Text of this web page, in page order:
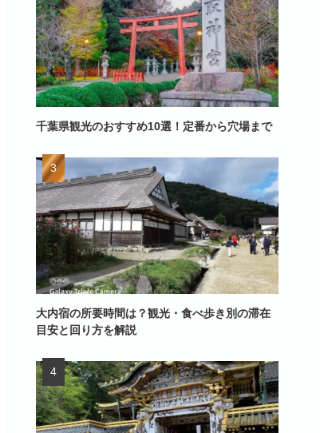
千葉県観光のおすすめ10選！定番から穴場まで
大内宿の所要時間は？観光・食べ歩き別の滞在
目安と回り方を解説